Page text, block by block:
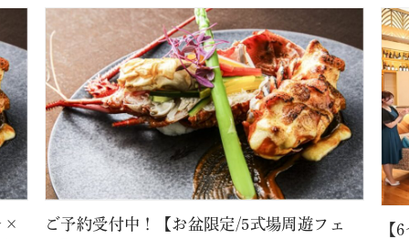
×
ご予約受付中！【お盆限定/5式場周遊フェ
【